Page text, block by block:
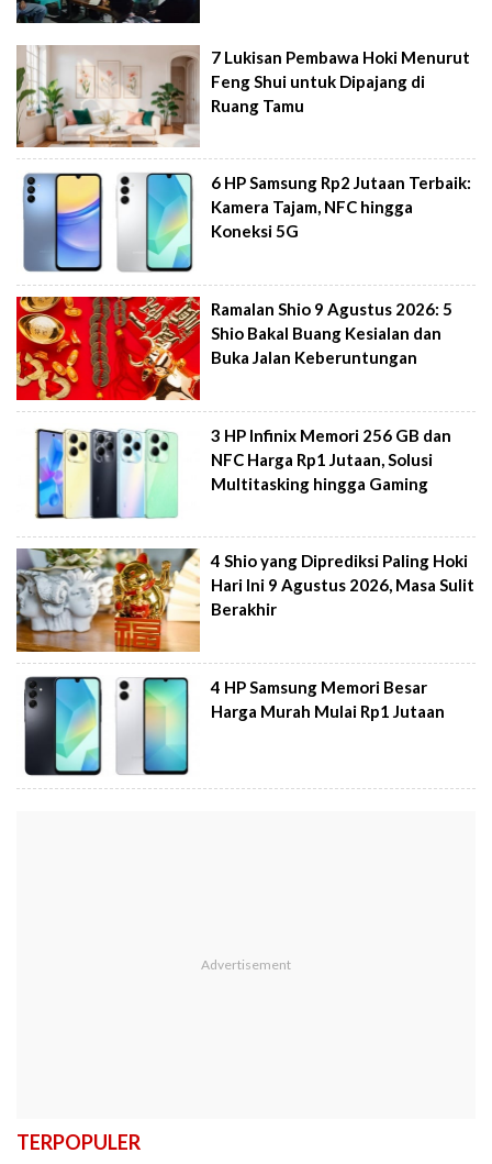
7 Lukisan Pembawa Hoki Menurut
Feng Shui untuk Dipajang di
Ruang Tamu
6 HP Samsung Rp2 Jutaan Terbaik:
Kamera Tajam, NFC hingga
Koneksi 5G
Ramalan Shio 9 Agustus 2026: 5
Shio Bakal Buang Kesialan dan
Buka Jalan Keberuntungan
3 HP Infinix Memori 256 GB dan
NFC Harga Rp1 Jutaan, Solusi
Multitasking hingga Gaming
4 Shio yang Diprediksi Paling Hoki
Hari Ini 9 Agustus 2026, Masa Sulit
Berakhir
4 HP Samsung Memori Besar
Harga Murah Mulai Rp1 Jutaan
TERPOPULER